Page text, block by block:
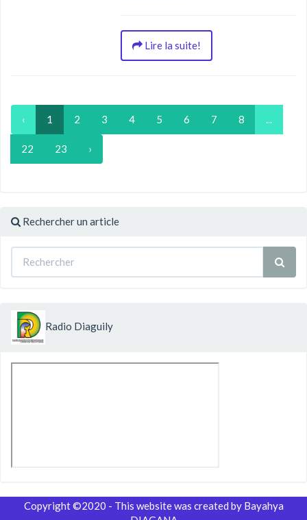
Lire la suite!
‹ 1 2 3 4 5 6 7 8
22 23 ›
Rechercher un article
Radio Diaguily
Copyright ©2020 - This website was created by Bayahya